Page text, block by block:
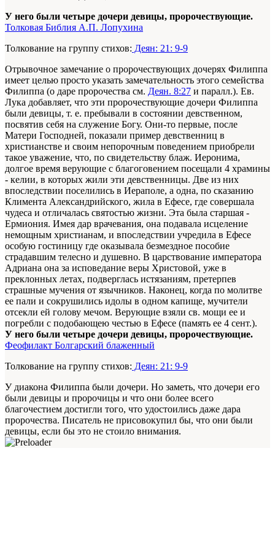
У него были четыре дочери девицы, пророчествующие.
Толковая Библия А.П. Лопухина
Толкование на группу стихов: Деян: 21: 9-9
Отрывочное замечание о пророчествующих дочерях Филиппа
имеет целью просто указать замечательность этого семейства
Филиппа (о даре пророчества см. Деян. 8:27 и паралл.). Ев.
Лука добавляет, что эти пророчествующие дочери Филиппа
были девицы, т. е. пребывали в состоянии девственном,
посвятив себя на служение Богу. Они-то первые, после
Матери Господней, показали пример девственниц в
христианстве и своим непорочным поведением приобрели
такое уважение, что, по свидетельству блаж. Иеронима,
долгое время верующие с благоговением посещали 4 храмины
- келии, в которых жили эти девственницы. Две из них
впоследствии поселились в Иераполе, а одна, по сказанию
Климента Александрийского, жила в Ефесе, где совершала
чудеса и отличалась святостью жизни. Эта была старшая -
Ермиония. Имея дар врачевания, она подавала исцеление
немощным христианам, и впоследствии учредила в Ефесе
особую гостиницу где оказывала безмездное пособие
страдавшим телесно и душевно. В царствование императора
Адриана она за исповедание веры Христовой, уже в
преклонных летах, подверглась истязаниям, претерпев
страшные мучения от язычников. Наконец, когда по молитве
ее пали и сокрушились идолы в одном капище, мучители
отсекли ей голову мечом. Верующие взяли св. мощи ее и
погребли с подобающею честью в Ефесе (память ее 4 сент.).
У него были четыре дочери девицы, пророчествующие.
Феофилакт Болгарский блаженный
Толкование на группу стихов: Деян: 21: 9-9
У диакона Филиппа были дочери. Но заметь, что дочери его
были девицы и пророчицы и что они более всего
благочестием достигли того, что удостоились даже дара
пророчества. Писатель не присовокупил бы, что они были
девицы, если бы это не стоило внимания.